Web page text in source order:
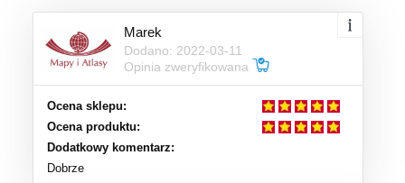
Marek
Dodano: 2022-03-11
Opinia zweryfikowana
Ocena sklepu:
Ocena produktu:
Dodatkowy komentarz:
Dobrze